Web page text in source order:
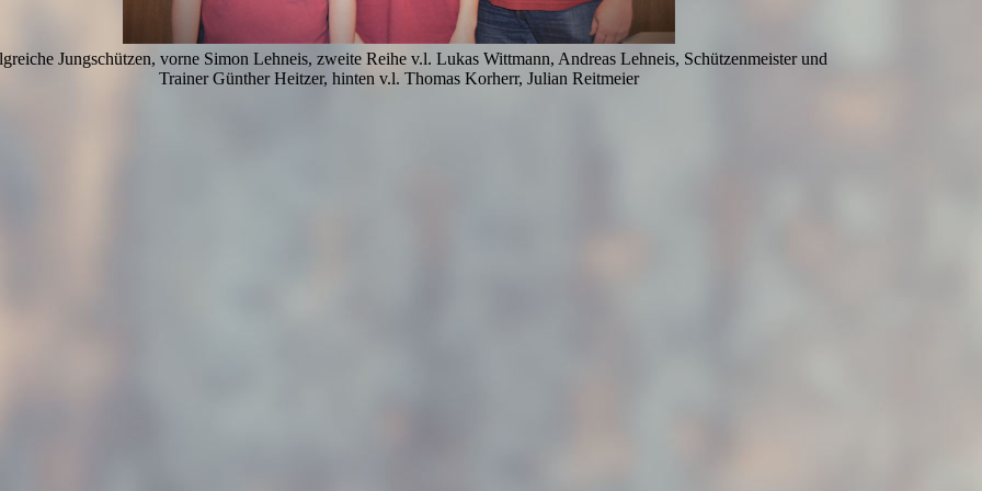
Jungschützen, vorne Simon Lehneis, zweite Reihe v.l. Lukas Wittmann, Andreas Lehneis, Schützenmeister und
Trainer Günther Heitzer, hinten v.l. Thomas Korherr, Julian Reitmeier